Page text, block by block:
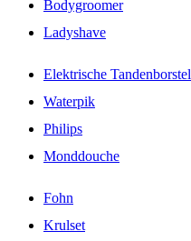
Bodygroomer
Ladyshave
Elektrische Tandenborstel
Waterpik
Philips
Monddouche
Fohn
Krulset